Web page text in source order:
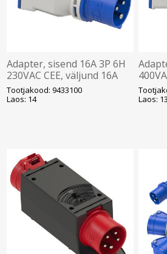
Adapter, sisend 16A 3P 6H
230VAC CEE, väljund 16A
2P+E 230VAC Schuko, PCE
Tootjakood: 9433100
Laos: 14
2P+E
Laos: 13